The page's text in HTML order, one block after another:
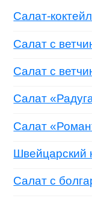
Салат-
Салат с
Салат с
Салат
Салат
Швейцарский
Салат с